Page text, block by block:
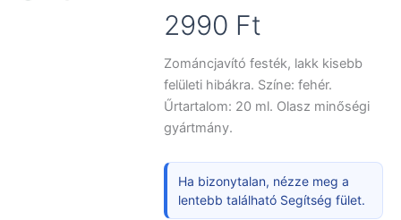
2990 Ft
Zománcjavító festék, lakk kisebb
felületi hibákra. Színe: fehér.
Űrtartalom: 20 ml. Olasz minőségi
gyártmány.
Ha bizonytalan, nézze meg a
lentebb található Segítség fület.